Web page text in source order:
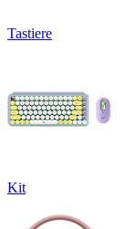
Tastiere
Kit